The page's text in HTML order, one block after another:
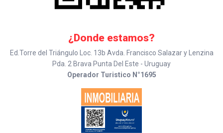
¿Donde estamos?
Ed.Torre del Triángulo Loc. 13b Avda. Francisco Salazar y Lenzina
Pda. 2 Brava Punta Del Este - Uruguay
Operador Turistico N°1695